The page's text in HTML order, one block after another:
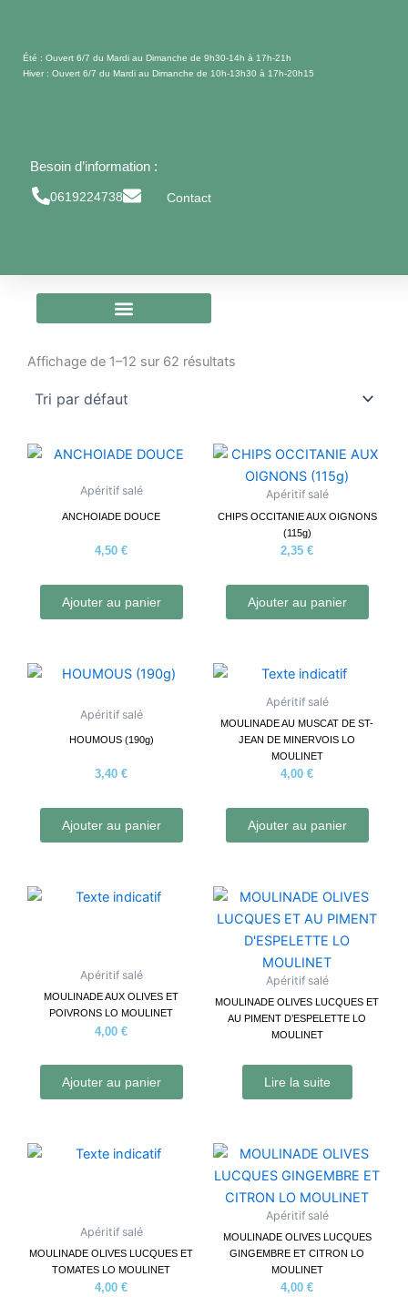
contenuÉté : Ouvert 6/7 du Mardi au Dimanche de 9h30-14h à 17h-21h
Hiver : Ouvert 6/7 du Mardi au Dimanche de 10h-13h30 à 17h-20h15
Besoin d’information :
0619224738 Contact
Affichage de 1–12 sur 62 résultats
Apéritif salé
ANCHOIADE DOUCE
4,50 €
Ajouter au panier
Apéritif salé
CHIPS OCCITANIE AUX OIGNONS
(115g)
2,35 €
Ajouter au panier
Apéritif salé
HOUMOUS (190g)
3,40 €
Ajouter au panier
Apéritif salé
MOULINADE AU MUSCAT DE ST-
JEAN DE MINERVOIS LO
MOULINET
4,00 €
Ajouter au panier
Apéritif salé
MOULINADE AUX OLIVES ET
POIVRONS LO MOULINET
4,00 €
Ajouter au panier
Apéritif salé
MOULINADE OLIVES LUCQUES ET
AU PIMENT D’ESPELETTE LO
MOULINET
Lire la suite
Apéritif salé
MOULINADE OLIVES LUCQUES ET
TOMATES LO MOULINET
4,00 €
Apéritif salé
MOULINADE OLIVES LUCQUES
GINGEMBRE ET CITRON LO
MOULINET
4,00 €